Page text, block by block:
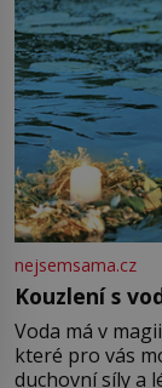
nejsemsama.cz
Kouzlení s
Voda má v
které pro vás
duchovní síly a